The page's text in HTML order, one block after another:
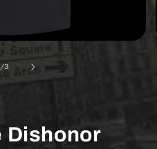
/von
3
Dishonor